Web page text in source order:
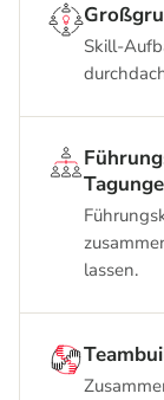
Skill-
lassen.